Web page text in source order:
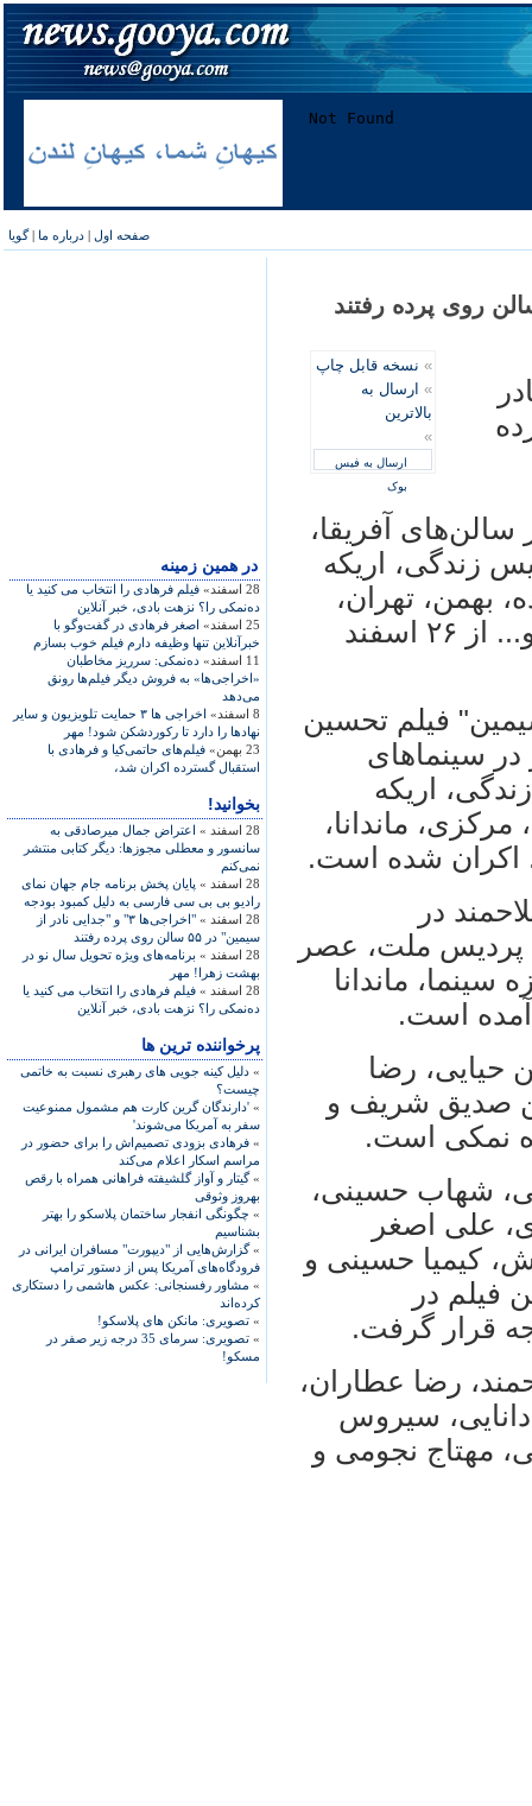
صفحه اول | درباره ما |گویا
در همين زمينه
28 اسفند»
فیلم فرهادی را انتخاب می کنید یا
ده‌نمکی را؟ نزهت بادی، خبر آنلاین
25 اسفند»
اصغر فرهادی در گفت‌و‌گو با
خبرآنلاین تنها وظیفه دارم فیلم خوب بسازم
11 اسفند»
ده‌نمکی: سرریز مخاطبان
«اخراجی‌‌ها» به فروش دیگر فیلم‌ها رونق
می‌دهد
8 اسفند»
اخراجی ها ۳ حمایت تلویزیون و سایر
نهادها را دارد تا ركوردشكن شود! مهر
23 بهمن»
فیلم‌های حاتمی‌کیا و فرهادی با
استقبال گسترده اکران شد،
بخوانید!
28 اسفند »
اعتراض جمال میرصادقی به
سانسور و معطلی مجوزها: دیگر کتابی منتشر
نمی‌کنم
28 اسفند »
پایان پخش برنامه جام جهان نمای
رادیو بی بی سی فارسی به دلیل کمبود بودجه
28 اسفند »
"اخراجی‌ها ۳" و "جدایی نادر از
سیمین" در ۵۵ سالن روی پرده رفتند
28 اسفند »
برنامه‌های ویژه تحویل سال نو در
بهشت زهرا! مهر
28 اسفند »
فیلم فرهادی را انتخاب می کنید یا
ده‌نمکی را؟ نزهت بادی، خبر آنلاین
پرخواننده ترین ها
» دلیل کینه جویی های رهبری نسبت به خاتمی
چیست؟
» 'دارندگان گرین کارت هم مشمول ممنوعیت
سفر به آمریکا می‌شوند'
» فرهادی بزودی تصمیم‌اش را برای حضور در
مراسم اسکار اعلام می‌کند
»گیتار و آواز گلشیفته فراهانی همراه با رقص
بهروز وثوقی
» چگونگی انفجار ساختمان پلاسکو را بهتر
بشناسیم
»گزارش‌هایی از "دیپورت" مسافران ایرانی در
فرودگاه‌های آمریکا پس از دستور ترامپ
» مشاور رفسنجانی: عکس هاشمی را دستکاری
کرده‌اند
» تصویری: مانکن های پلاسکو!
»
تصویری: سرمای 35 درجه زیر صفر در
مسکو!
» نسخه قابل چاپ
» ارسال به
بالاترین
»
ارسال به فیس
بوک
در سالن‌های آفریقا،
زندگی، اریکه
بهمن، تهران،
پارس، ماندانا، پایتخت، پردیس شکوفه و... از ۲۶ اسفند
فیلم تحسین
سینماهای
اریکه
مرکزی، ماندانا،
اکران شده است.
در
پردیس ملت، عصر
سینما، ماندانا
است.
با بازی امین حیایی، رضا
صدیق شریف و
نمکی است.
شهاب حسینی،
علی اصغر
کیمیا حسینی و
فیلم در
قرار گرفت.
رضا عطاران،
دانایی، سیروس
مهتاج نجومی و